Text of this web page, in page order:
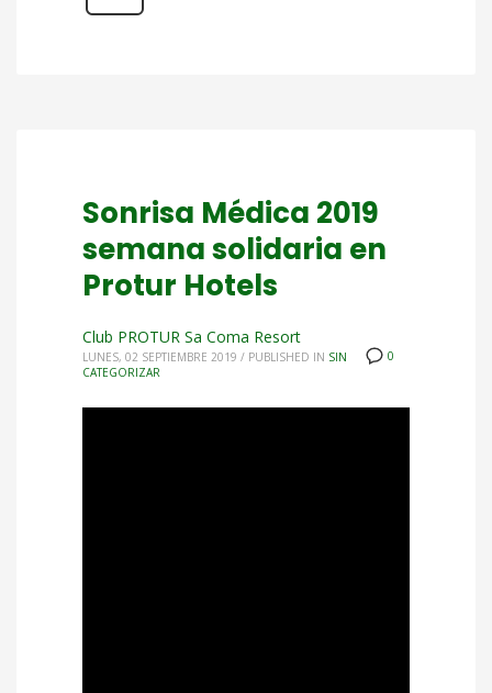
Sonrisa Médica 2019
semana solidaria en
Protur Hotels
0
Club PROTUR Sa Coma Resort
LUNES, 02 SEPTIEMBRE 2019 / PUBLISHED IN SIN
CATEGORIZAR